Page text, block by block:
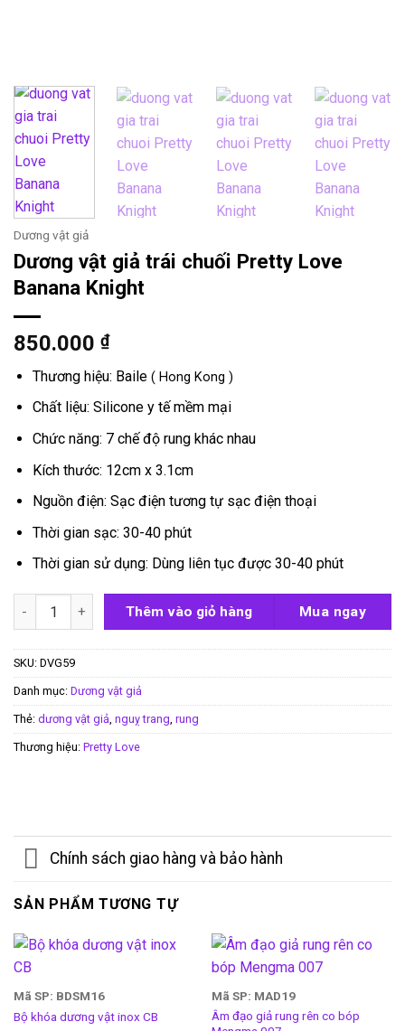
Dương vật giả
Dương vật giả trái chuối Pretty Love
Banana Knight
850.000 ₫
Thương hiệu: Baile ( Hong Kong )
Chất liệu: Silicone y tế mềm mại
Chức năng: 7 chế độ rung khác nhau
Kích thước: 12cm x 3.1cm
Nguồn điện: Sạc điện tương tự sạc điện thoại
Thời gian sạc: 30-40 phút
Thời gian sử dụng: Dùng liên tục được 30-40 phút
Dương vật giả trái chuối Pretty Love Banana Knight số lượng
Thêm vào giỏ hàng Mua ngay
SKU: DVG59
Danh mục: Dương vật giả
Thẻ: dương vật giả, nguỵ trang, rung
Thương hiệu: Pretty Love
Chính sách giao hàng và bảo hành
SẢN PHẨM TƯƠNG TỰ
Mã SP: BDSM16
Bộ khóa dương vật inox CB
Mã SP: MAD19
Âm đạo giả rung rên co bóp